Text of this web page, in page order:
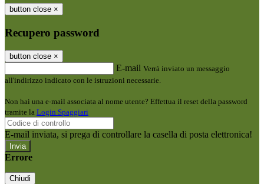
button close ×
Recupero password
button close ×
E-mail Verrà inviato un messaggio
all'indirizzo indicato con le istruzioni necessarie.
Non hai una e-mail associata al nome utente? Effettua il reset della password
tramite la Login Spaggiari
E-mail inviata, si prega di controllare la casella di posta elettronica!
Errore
Chiudi